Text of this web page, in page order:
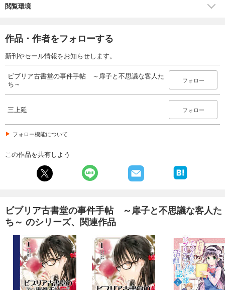
閲覧環境
作品・作者をフォローする
新刊やセール情報をお知らせします。
ビブリア古書堂の事件手帖 ～扉子と不思議な客人た
ち～
フォロー
三上延 フォロー
フォロー機能について
この作品を共有しよう
ビブリア古書堂の事件手帖 ～扉子と不思議な客人た
ち～ のシリーズ、関連作品